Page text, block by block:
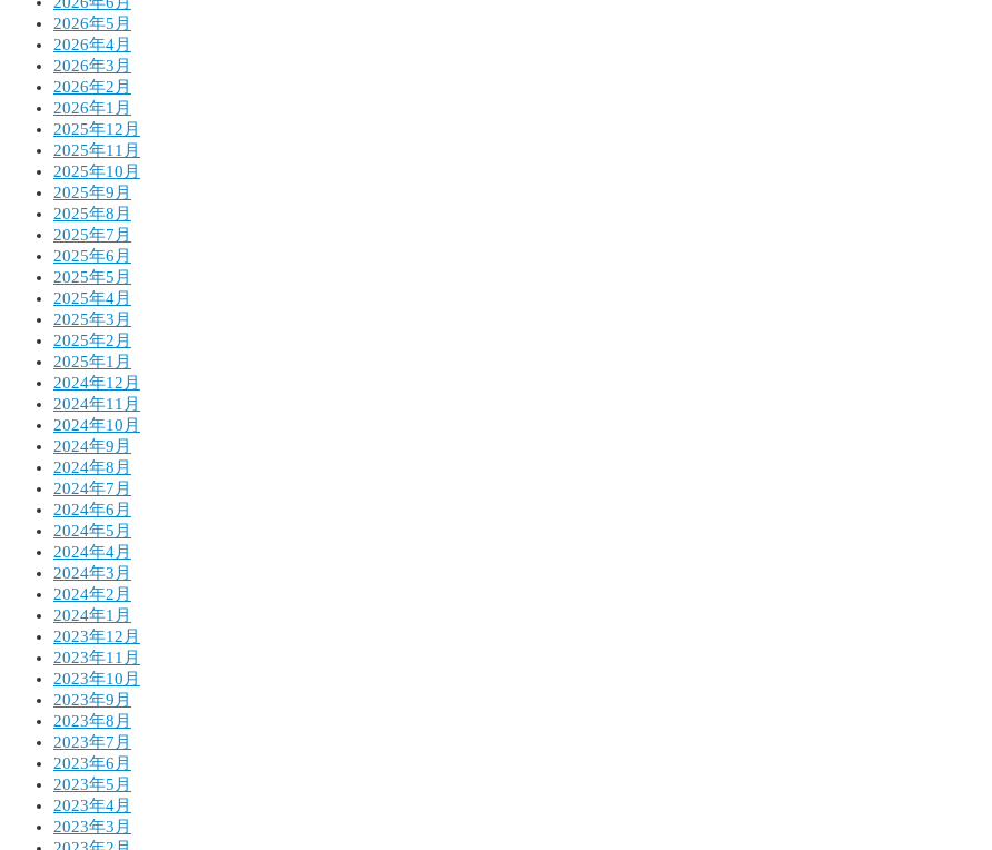
2026年5月
2026年4月
2026年3月
2026年2月
2026年1月
2025年12月
2025年11月
2025年10月
2025年9月
2025年8月
2025年7月
2025年6月
2025年5月
2025年4月
2025年3月
2025年2月
2025年1月
2024年12月
2024年11月
2024年10月
2024年9月
2024年8月
2024年7月
2024年6月
2024年5月
2024年4月
2024年3月
2024年2月
2024年1月
2023年12月
2023年11月
2023年10月
2023年9月
2023年8月
2023年7月
2023年6月
2023年5月
2023年4月
2023年3月